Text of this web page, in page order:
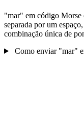
"mar" em código Morse
separada por um
combinação única de
Como enviar "mar"